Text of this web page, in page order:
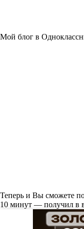
Мой блог в
Теперь и Вы сможете
10 минут — получил в